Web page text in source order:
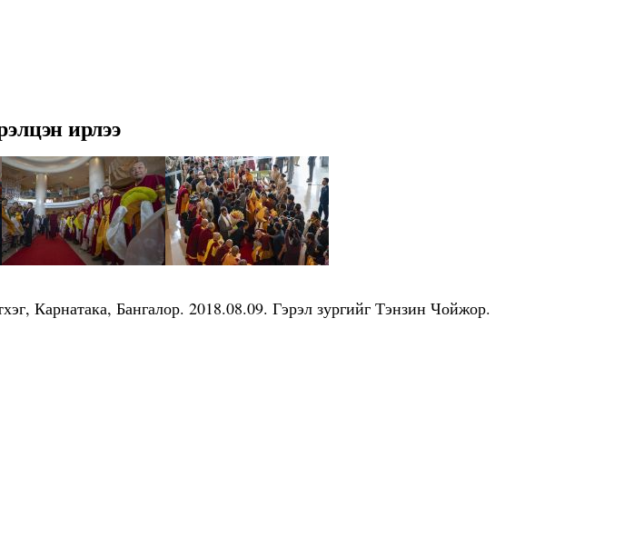
ирлээ
Карнатака, Бангалор. 2018.08.09. Гэрэл зургийг Тэнзин Чойжор.